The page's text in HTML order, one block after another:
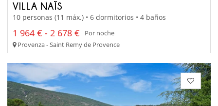
VILLA NAÏS
10 personas (11 máx.) • 6 dormitorios • 4 baños
1 964 € - 2 678 €
Por noche
Provenza - Saint Remy de Provence